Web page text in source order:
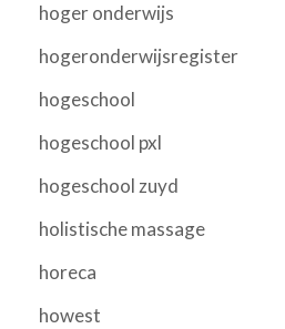
hoger onderwijs
hogeronderwijsregister
hogeschool
hogeschool pxl
hogeschool zuyd
holistische massage
horeca
howest